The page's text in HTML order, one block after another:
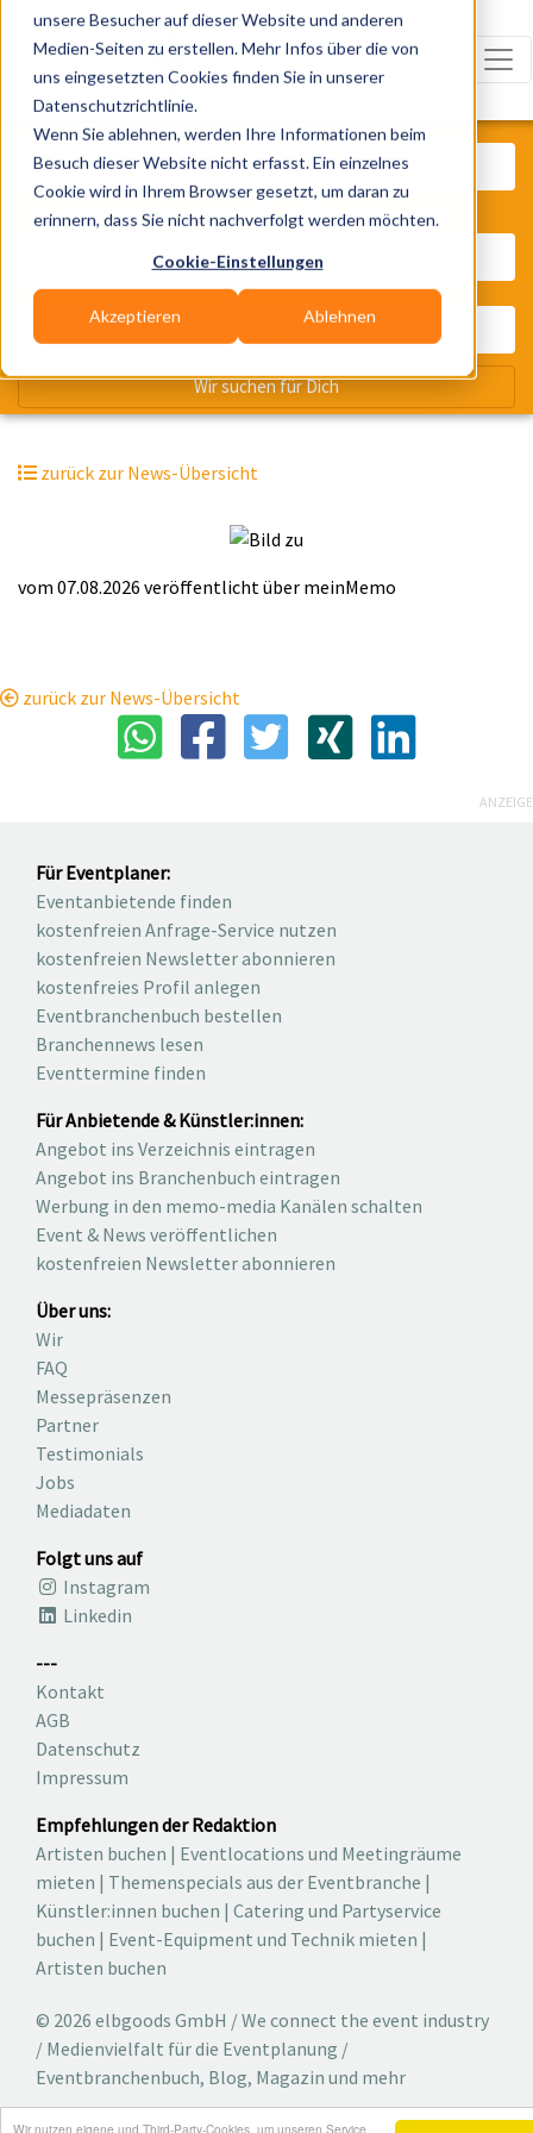
Wir nutzen eigene und Third-Party-Cookies, um unseren Service
unsere Besucher auf dieser Website und anderen
Medien-Seiten zu erstellen. Mehr Infos über die von
uns eingesetzten Cookies finden Sie in unserer
Datenschutzrichtlinie.
Wenn Sie ablehnen, werden Ihre Informationen beim
Besuch dieser Website nicht erfasst. Ein einzelnes
Cookie wird in Ihrem Browser gesetzt, um daran zu
erinnern, dass Sie nicht nachverfolgt werden möchten.
Cookie-Einstellungen
Akzeptieren Ablehnen
zurück zur News-Übersicht
vom 07.08.2026 veröffentlicht über meinMemo
zurück zur News-Übersicht
Was? Künstler, Zelte, Bands,
Wo? Stadt, PLZ, Ort
Wir suchen für Dich
ANZEIGE
Für Eventplaner:
Eventanbietende finden
kostenfreien Anfrage-Service nutzen
kostenfreien Newsletter abonnieren
kostenfreies Profil anlegen
Eventbranchenbuch bestellen
Branchennews lesen
Eventtermine finden
Für Anbietende & Künstler:innen:
Angebot ins Verzeichnis eintragen
Angebot ins Branchenbuch eintragen
Werbung in den memo-media Kanälen schalten
Event & News veröffentlichen
kostenfreien Newsletter abonnieren
Über uns:
Wir
FAQ
Messepräsenzen
Partner
Testimonials
Jobs
Mediadaten
Folgt uns auf
Instagram
Linkedin
---
Kontakt
AGB
Datenschutz
Impressum
Empfehlungen der Redaktion
Artisten buchen | Eventlocations und Meetingräume
mieten | Themenspecials aus der Eventbranche |
Künstler:innen buchen | Catering und Partyservice
buchen | Event-Equipment und Technik mieten |
Artisten buchen
© 2026 elbgoods GmbH / We connect the event industry
/ Medienvielfalt für die Eventplanung /
Eventbranchenbuch, Blog, Magazin und mehr